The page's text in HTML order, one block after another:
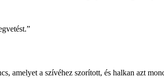
amelyet a szívéhez szorított, és halkan azt